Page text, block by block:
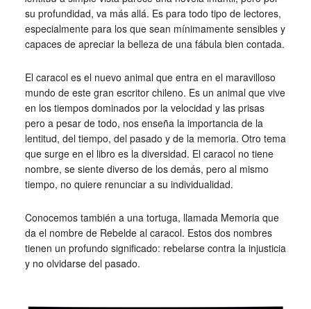
su profundidad, va más allá. Es para todo tipo de lectores,
especialmente para los que sean mínimamente sensibles y
capaces de apreciar la belleza de una fábula bien contada.
El caracol es el nuevo animal que entra en el maravilloso
mundo de este gran escritor chileno. Es un animal que vive
en los tiempos dominados por la velocidad y las prisas
pero a pesar de todo, nos enseña la importancia de la
lentitud, del tiempo, del pasado y de la memoria. Otro tema
que surge en el libro es la diversidad. El caracol no tiene
nombre, se siente diverso de los demás, pero al mismo
tiempo, no quiere renunciar a su individualidad.
Conocemos también a una tortuga, llamada Memoria que
da el nombre de Rebelde al caracol. Estos dos nombres
tienen un profundo significado: rebelarse contra la injusticia
y no olvidarse del pasado.